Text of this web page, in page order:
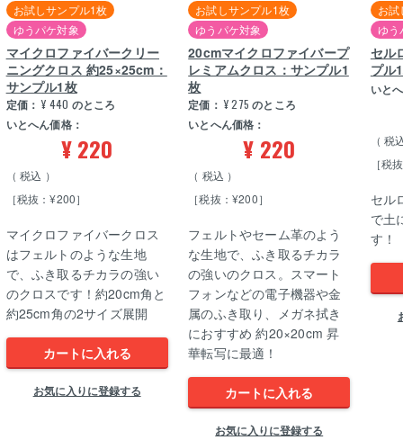
お試しサンプル1枚
ゆうパケ対象
マイクロファイバークリー
ニングクロス 約25×25cm：
サンプル1枚
定価： ¥ 440 のところ
いとへん価格：
¥ 220
税込
［税抜：¥200］
マイクロファイバークロス
はフェルトのような生地
で、ふき取るチカラの強い
のクロスです！約20cm角と
約25cm角の2サイズ展開
カートに入れる
お気に入りに登録する
お試しサンプル1枚
ゆうパケ対象
20cmマイクロファイバープ
レミアムクロス：サンプル1
枚
定価： ¥ 275 のところ
いとへん価格：
¥ 220
税込
［税抜：¥200］
フェルトやセーム革のよう
な生地で、ふき取るチカラ
の強いのクロス。スマート
フォンなどの電子機器や金
属のふき取り、メガネ拭き
におすすめ 約20×20cm 昇
華転写に最適！
カートに入れる
お気に入りに登録する
お
ゆう
セル
プル
いと
税
［税
セル
で土
す！